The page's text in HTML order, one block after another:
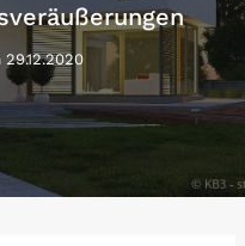
29.12.2020